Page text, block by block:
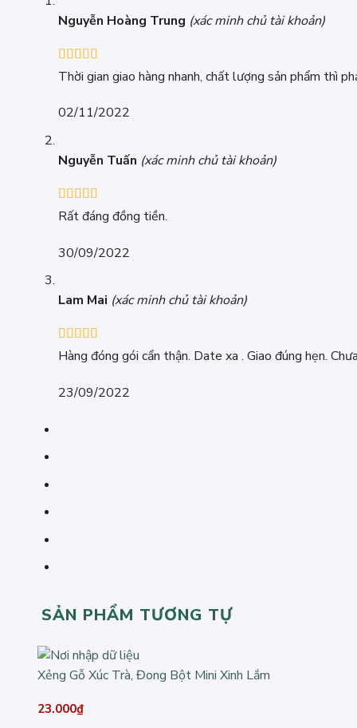
Nguyễn Hoàng Trung (xác minh chủ tài khoản)
Được xếp
hạng
55 sao
Thời gian giao hàng nhanh, chất lượng sản phẩm thì
02/11/2022
Nguyễn Tuấn (xác minh chủ tài khoản)
Được xếp
hạng
5 sao
Rất đáng đồng tiền.
30/09/2022
Lam Mai (xác minh chủ tài khoản)
Được xếp
hạng5 5 sao
Hàng đóng gói cẩn thận. Date xa . Giao đúng hẹn.
23/09/2022
SẢN PHẨM TƯƠNG TỰ
Xẻng Gỗ Xúc Trà, Đong Bột Mini Xinh Lắm
23.000₫